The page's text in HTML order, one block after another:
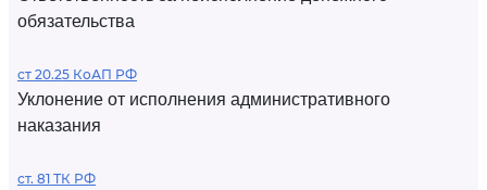
обязательства
ст 20.25 КоАП РФ
Уклонение от исполнения административного
наказания
ст. 81 ТК РФ